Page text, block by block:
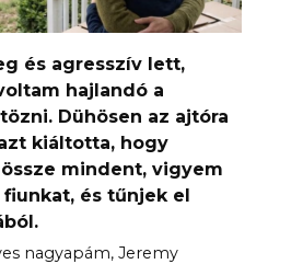
és agresszív lett,
hajlandó a
Dühösen az ajtóra
kiáltotta, hogy
mindent, vigyem
és tűnjek el
nagyapám, Jeremy